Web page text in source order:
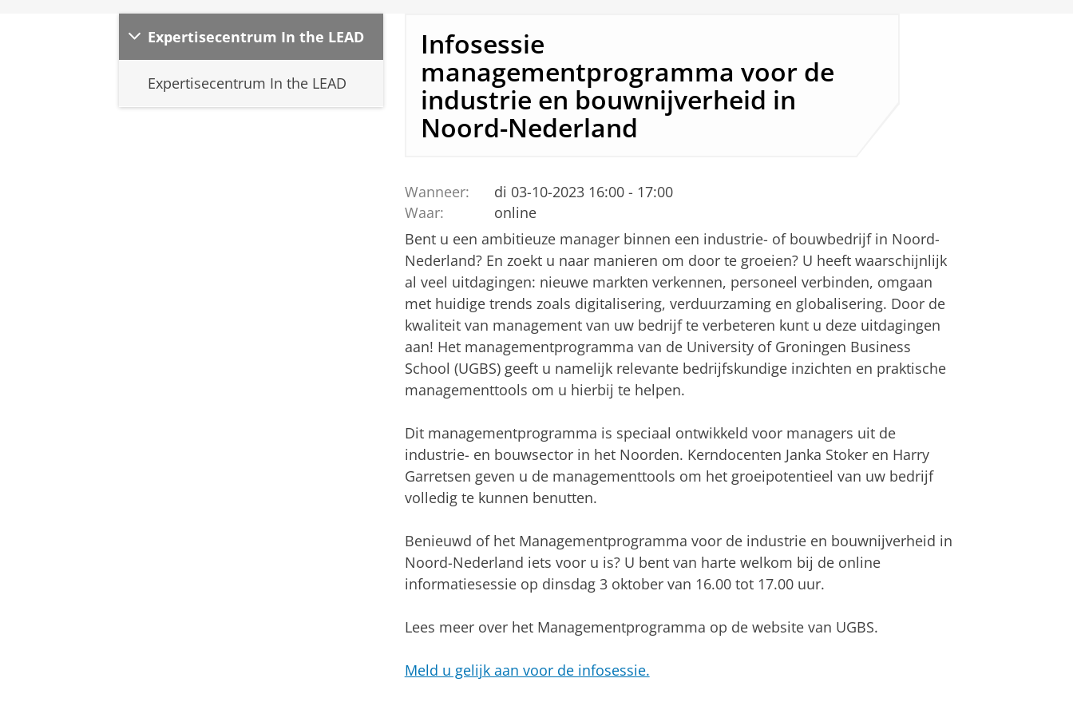
Expertisecentrum In the LEAD
Expertisecentrum In the LEAD
Infosessie
managementprogramma voor de
industrie en bouwnijverheid in
Noord-Nederland
Wanneer:
di 03-10-2023 16:00 - 17:00
Waar:
online
Bent u een ambitieuze manager binnen een industrie- of bouwbedrijf in Noord-
Nederland? En zoekt u naar manieren om door te groeien? U heeft waarschijnlijk
al veel uitdagingen: nieuwe markten verkennen, personeel verbinden, omgaan
met huidige trends zoals digitalisering, verduurzaming en globalisering. Door de
kwaliteit van management van uw bedrijf te verbeteren kunt u deze uitdagingen
aan! Het managementprogramma van de University of Groningen Business
School (UGBS) geeft u namelijk relevante bedrijfskundige inzichten en praktische
managementtools om u hierbij te helpen.
Dit managementprogramma is speciaal ontwikkeld voor managers uit de
industrie- en bouwsector in het Noorden. Kerndocenten Janka Stoker en Harry
Garretsen geven u de managementtools om het groeipotentieel van uw bedrijf
volledig te kunnen benutten.
Benieuwd of het Managementprogramma voor de industrie en bouwnijverheid in
Noord-Nederland iets voor u is? U bent van harte welkom bij de online
informatiesessie op dinsdag 3 oktober van 16.00 tot 17.00 uur.
Lees meer over het Managementprogramma op de website van UGBS.
Meld u gelijk aan voor de infosessie.